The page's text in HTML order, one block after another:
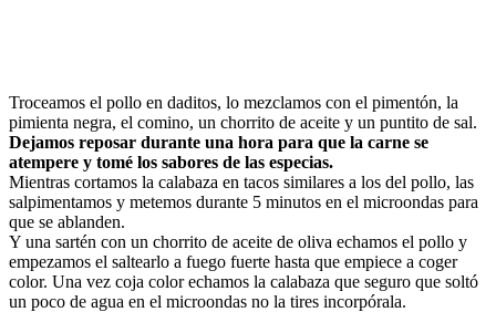
Troceamos el pollo en daditos, lo mezclamos con el pimentón, la
pimienta negra, el comino, un chorrito de aceite y un puntito de sal.
Dejamos reposar durante una hora para que la carne se
atempere y tomé los sabores de las especias.
Mientras cortamos la calabaza en tacos similares a los del pollo, las
salpimentamos y metemos durante 5 minutos en el microondas para
que se ablanden.
Y una sartén con un chorrito de aceite de oliva echamos el pollo y
empezamos el saltearlo a fuego fuerte hasta que empiece a coger
color. Una vez coja color echamos la calabaza que seguro que soltó
un poco de agua en el microondas no la tires incorpórala.